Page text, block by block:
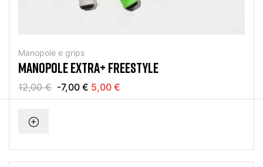
Manopole e grips
MANOPOLE EXTRA+ FREESTYLE
12,00 € -7,00 € 5,00 €